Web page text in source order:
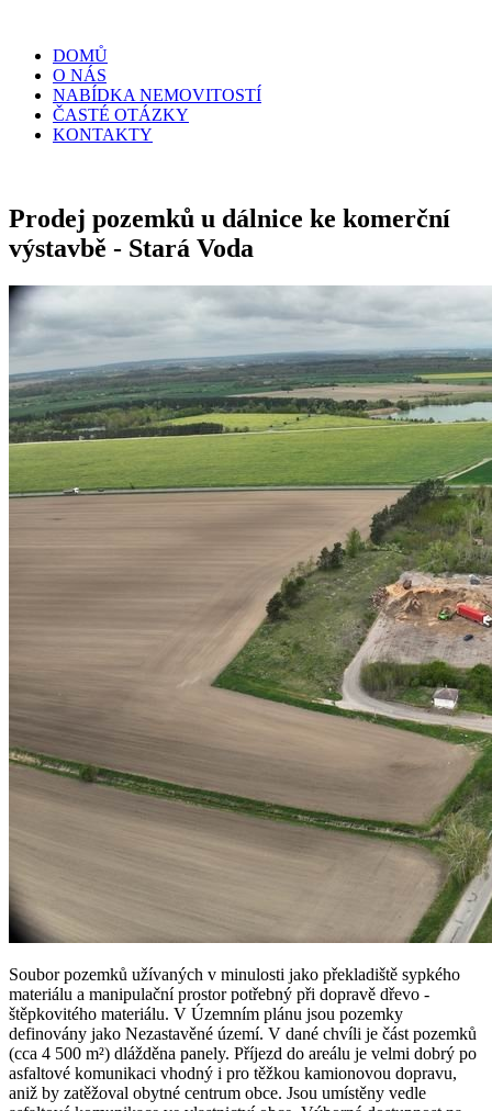
DOMŮ
O NÁS
NABÍDKA NEMOVITOSTÍ
ČASTÉ OTÁZKY
KONTAKTY
Prodej pozemků u dálnice ke komerční
výstavbě - Stará Voda
Soubor pozemků užívaných v minulosti jako překladiště sypkého
materiálu a manipulační prostor potřebný při dopravě dřevo -
štěpkovitého materiálu. V Územním plánu jsou pozemky
definovány jako Nezastavěné území. V dané chvíli je část pozemků
(cca 4 500 m²) dlážděna panely. Příjezd do areálu je velmi dobrý po
asfaltové komunikaci vhodný i pro těžkou kamionovou dopravu,
aniž by zatěžoval obytné centrum obce. Jsou umístěny vedle